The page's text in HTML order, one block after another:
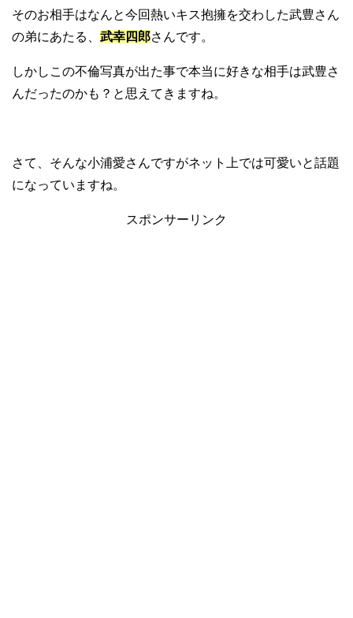
そのお相手はなんと今回熱いキス抱擁を交わした武豊さん
の弟にあたる、 武幸四郎さんです。
しかしこの不倫写真が出た事で本当に好きな相手は武豊さ
んだったのかも？と思えてきますね。
さて、そんな小浦愛さんですがネット上では可愛いと話題
になっていますね。
スポンサーリンク